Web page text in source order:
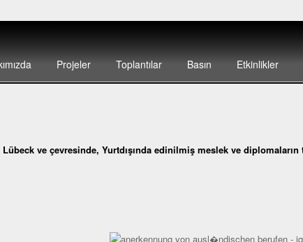
Projeler Toplantılar Basın Etkinlikler
Lübeck ve çevresinde, Yurtdışında edinilmiş meslek ve diplomaların